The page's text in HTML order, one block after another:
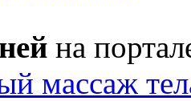
на
массаж